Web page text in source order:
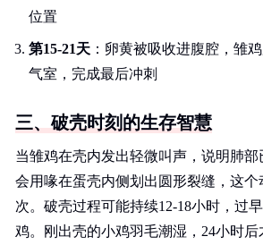
位置
第15-21天 ：卵黄被吸收进腹腔，雏
气室，完成最后冲刺
三、破壳时刻的生存智慧
当雏鸡在壳内发出轻微叫声，说明肺
会用喙在蛋壳内侧划出圆形裂缝，这个
次。破壳过程可能持续12-18小时，过
鸡。刚出壳的小鸡羽毛潮湿，24小时后